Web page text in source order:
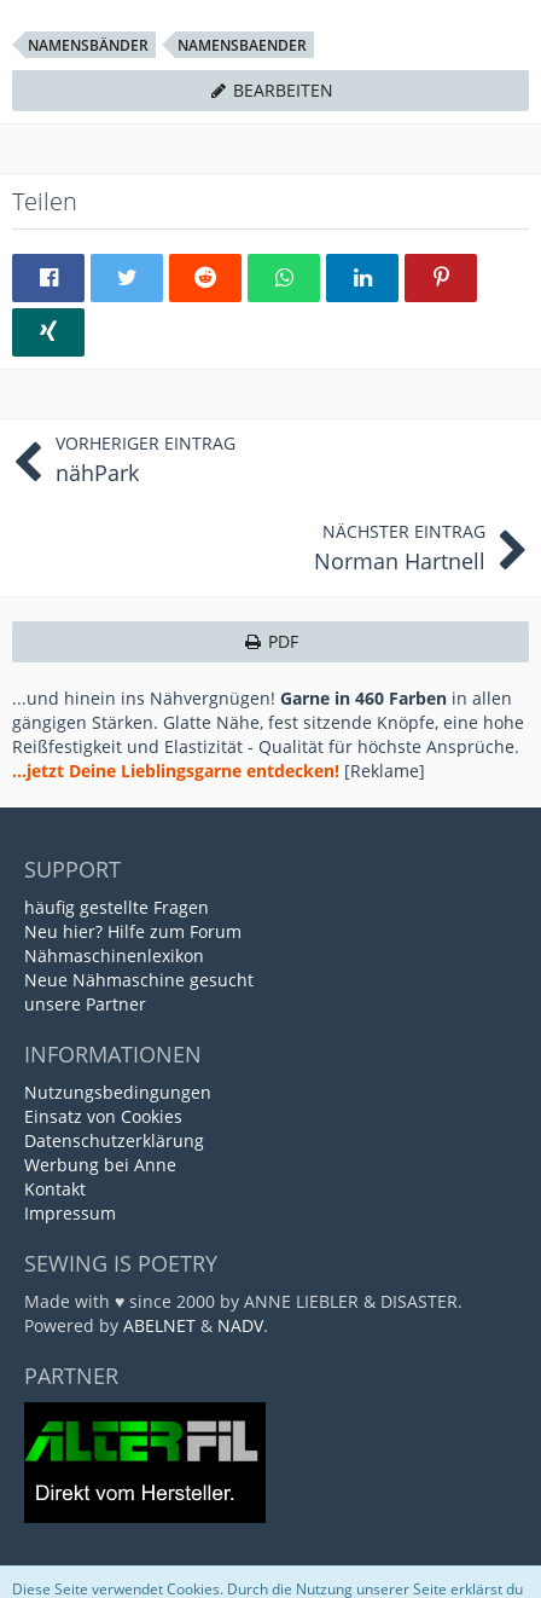
NAMENSBÄNDER NAMENSBAENDER
BEARBEITEN
Teilen
VORHERIGER EINTRAG
nähPark
NÄCHSTER EINTRAG
Norman Hartnell
PDF
...und hinein ins Nähvergnügen! Garne in 460 Farben in allen
gängigen Stärken. Glatte Nähe, fest sitzende Knöpfe, eine hohe
Reißfestigkeit und Elastizität - Qualität für höchste Ansprüche.
...jetzt Deine Lieblingsgarne entdecken! [Reklame]
SUPPORT
häufig gestellte Fragen
Neu hier? Hilfe zum Forum
Nähmaschinenlexikon
Neue Nähmaschine gesucht
unsere Partner
INFORMATIONEN
Nutzungsbedingungen
Einsatz von Cookies
Datenschutzerklärung
Werbung bei Anne
Kontakt
Impressum
SEWING IS POETRY
Made with ♥ since 2000 by ANNE LIEBLER & DISASTER.
Powered by ABELNET & NADV.
PARTNER
Diese Seite verwendet Cookies. Durch die Nutzung unserer Seite erklärst du